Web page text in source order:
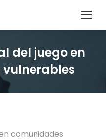
del juego en
comunidades